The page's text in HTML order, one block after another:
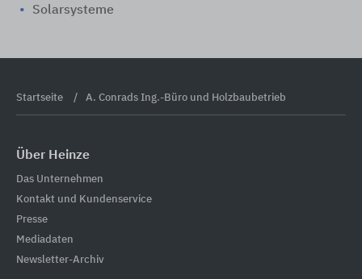
Solarsysteme
Startseite A. Conrads Ing.-Büro und Holzbaubetrieb
Über Heinze
Das Unternehmen
Kontakt und Kundenservice
Presse
Mediadaten
Newsletter-Archiv